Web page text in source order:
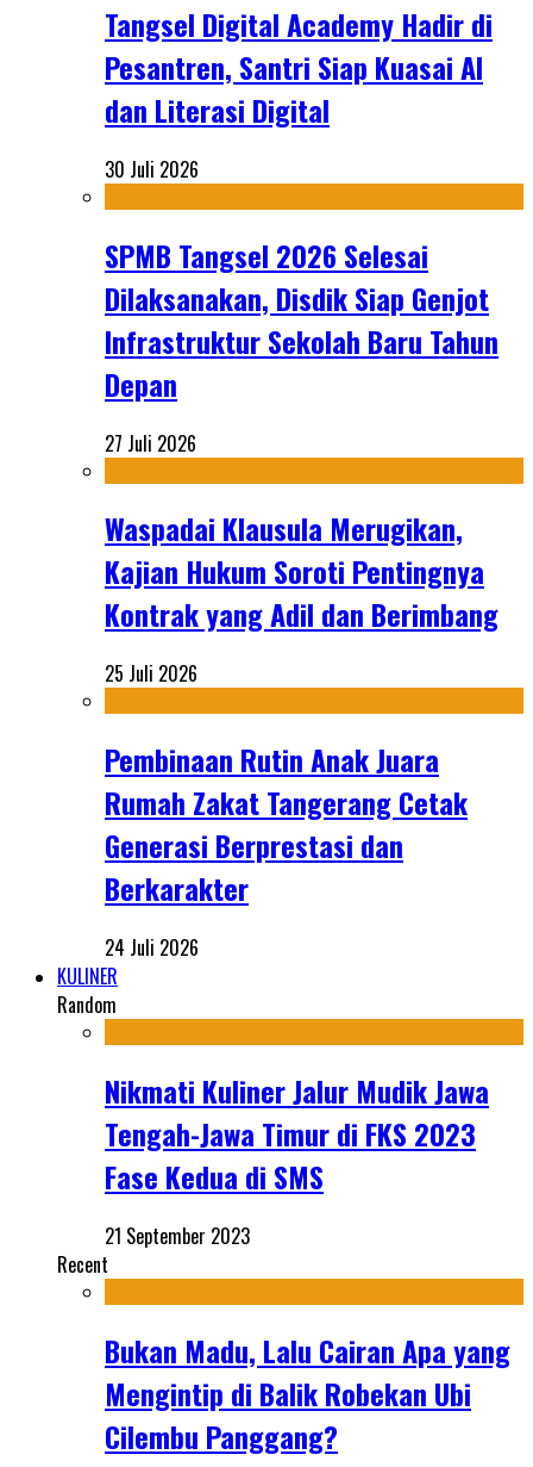
Tangsel Digital Academy Hadir di
Pesantren, Santri Siap Kuasai AI
dan Literasi Digital
30 Juli 2026
SPMB Tangsel 2026 Selesai
Dilaksanakan, Disdik Siap Genjot
Infrastruktur Sekolah Baru Tahun
Depan
27 Juli 2026
Waspadai Klausula Merugikan,
Kajian Hukum Soroti Pentingnya
Kontrak yang Adil dan Berimbang
25 Juli 2026
Pembinaan Rutin Anak Juara
Rumah Zakat Tangerang Cetak
Generasi Berprestasi dan
Berkarakter
24 Juli 2026
KULINER
Random
Nikmati Kuliner Jalur Mudik Jawa
Tengah-Jawa Timur di FKS 2023
Fase Kedua di SMS
21 September 2023
Recent
Bukan Madu, Lalu Cairan Apa yang
Mengintip di Balik Robekan Ubi
Cilembu Panggang?